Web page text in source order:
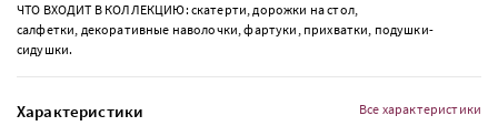
ЧТО ВХОДИТ В КОЛЛЕКЦИЮ: скатерти, дорожки на стол,
салфетки, декоративные наволочки, фартуки, прихватки, подушки-
сидушки.
Характеристики Все характеристики